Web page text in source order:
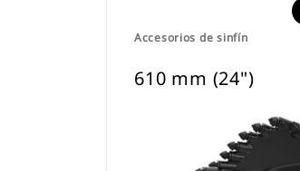
Accesorios de sinfín
610 mm (24")